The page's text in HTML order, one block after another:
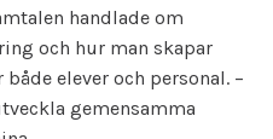
handlade om
och hur man skapar
elever och personal. –
gemensamma